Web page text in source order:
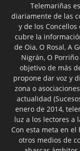
Telemariñas
diariamente de las
y de los Concellos
cubre la
de Oia, O Rosal, A
Nigrán, O
objetivo de más
propone dar voz y
zona o
actualidad
enero de 2014,
luz a los lectores a
Con esta meta en
otros medios de